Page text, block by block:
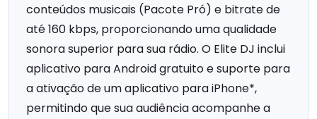
conteúdos musicais (Pacote Pró) e bitrate de
até 160 kbps, proporcionando uma qualidade
sonora superior para sua rádio. O Elite DJ inclui
aplicativo para Android gratuito e suporte para
a ativação de um aplicativo para iPhone*,
permitindo que sua audiência acompanhe a